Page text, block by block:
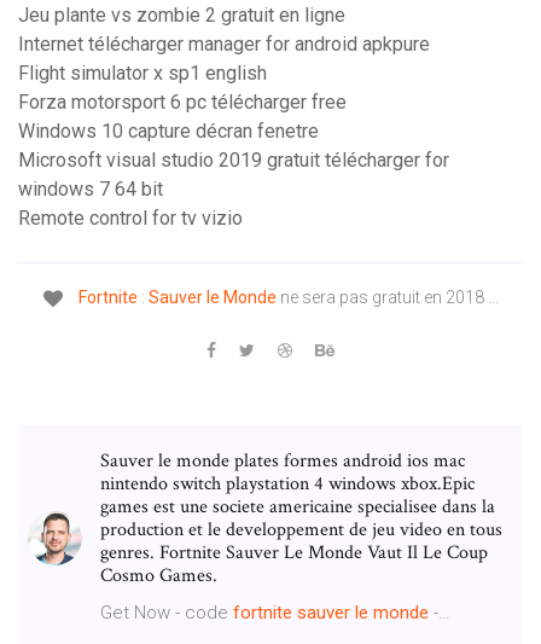
Jeu plante vs zombie 2 gratuit en ligne
Internet télécharger manager for android apkpure
Flight simulator x sp1 english
Forza motorsport 6 pc télécharger free
Windows 10 capture décran fenetre
Microsoft visual studio 2019 gratuit télécharger for
windows 7 64 bit
Remote control for tv vizio
Fortnite : Sauver le Monde ne sera pas gratuit en 2018 ...
Sauver le monde plates formes android ios mac
nintendo switch playstation 4 windows xbox.Epic
games est une societe americaine specialisee dans la
production et le developpement de jeu video en tous
genres. Fortnite Sauver Le Monde Vaut Il Le Coup
Cosmo Games.
Get Now - code fortnite sauver le monde -…